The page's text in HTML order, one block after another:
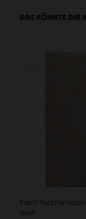
DAS KÖNNTE DIR
Esprit
Soul"